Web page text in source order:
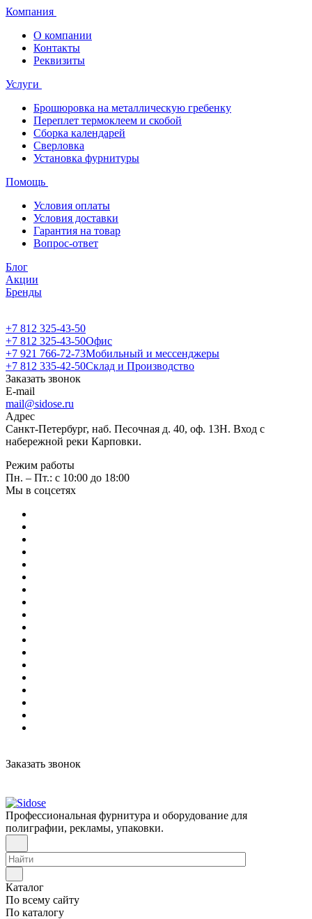
Компания
О компании
Контакты
Реквизиты
Услуги
Брошюровка на металлическую гребенку
Переплет термоклеем и скобой
Сборка календарей
Сверловка
Установка фурнитуры
Помощь
Условия оплаты
Условия доставки
Гарантия на товар
Вопрос-ответ
Блог
Акции
Бренды
+7 812 325-43-50
+7 812 325-43-50Офис
+7 921 766-72-73Мобильный и мессенджеры
+7 812 335-42-50Склад и Производство
Заказать звонок
E-mail
mail@sidose.ru
Адрес
Санкт-Петербург, наб. Песочная д. 40, оф. 13Н. Вход с
набережной реки Карповки.
Режим работы
Пн. – Пт.: с 10:00 до 18:00
Мы в соцсетях
Заказать звонок
Профессиональная фурнитура и оборудование для
полиграфии, рекламы, упаковки.
Каталог
По всему сайту
По каталогу